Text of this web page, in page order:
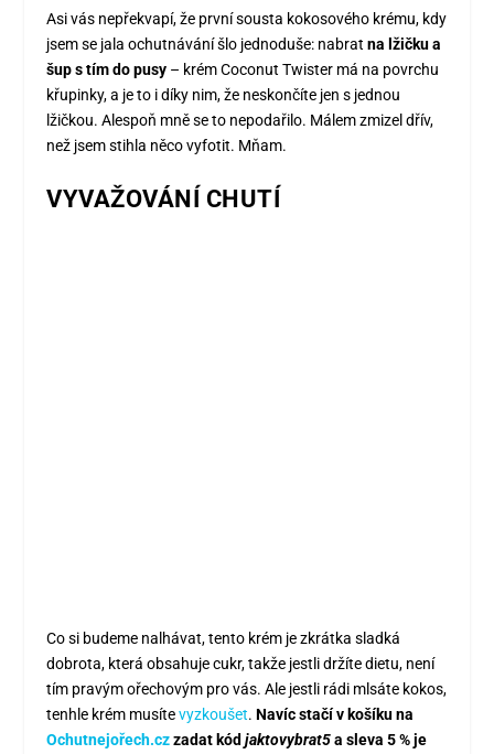
Asi vás nepřekvapí, že první sousta kokosového krému, kdy
jsem se jala ochutnávání šlo jednoduše: nabratna lžičku a
šup s tím do pusy – krém Coconut Twister má na povrchu
křupinky, a je to i díky nim, že neskončíte jen s jednou
lžičkou. Alespoň mně se to nepodařilo. Málem zmizel dřív,
než jsem stihla něco vyfotit. Mňam.
VYVAŽOVÁNÍ CHUTÍ
Co si budeme nalhávat, tento krém je zkrátka sladká
dobrota, která obsahuje cukr, takže jestli držíte dietu, není
tím pravým ořechovým pro vás. Ale jestli rádi mlsáte kokos,
tenhle krém musítevyzkoušet.Navíc stačí v košíku na
Ochutnejořech.czzadat kódjaktovybrat5a sleva 5 % je